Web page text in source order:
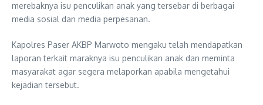
merebaknya isu penculikan anak yang tersebar di berbagai
media sosial dan media perpesanan.
Kapolres Paser AKBP Marwoto mengaku telah mendapatkan
laporan terkait maraknya isu penculikan anak dan meminta
masyarakat agar segera melaporkan apabila mengetahui
kejadian tersebut.